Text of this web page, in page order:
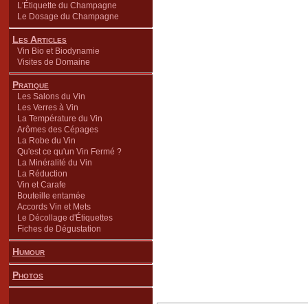
L'Étiquette du Champagne
Le Dosage du Champagne
Les Articles
Vin Bio et Biodynamie
Visites de Domaine
Pratique
Les Salons du Vin
Les Verres à Vin
La Température du Vin
Arômes des Cépages
La Robe du Vin
Qu'est ce qu'un Vin Fermé ?
La Minéralité du Vin
La Réduction
Vin et Carafe
Bouteille entamée
Accords Vin et Mets
Le Décollage d'Étiquettes
Fiches de Dégustation
Humour
Photos